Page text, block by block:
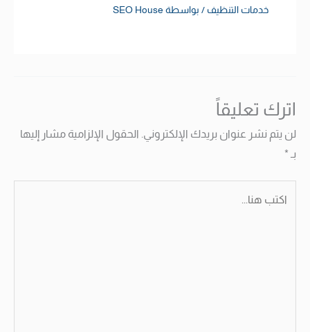
خدمات التنظيف/ بواسطة SEO House
اترك تعليقاً
لن يتم نشر عنوان بريدك الإلكتروني. الحقول الإلزامية مشار إليها
بـ *